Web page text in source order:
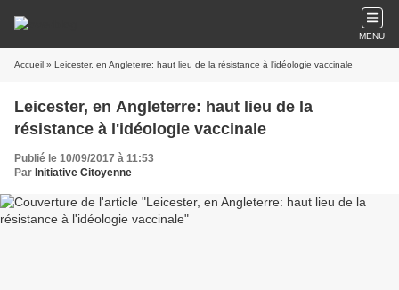
MENU
Accueil » Leicester, en Angleterre: haut lieu de la résistance à l'idéologie vaccinale
Leicester, en Angleterre: haut lieu de la
résistance à l'idéologie vaccinale
Publié le 10/09/2017 à 11:53
Par Initiative Citoyenne